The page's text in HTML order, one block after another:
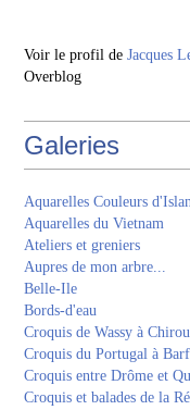
Voir le profil de Jacques
Overblog
Galeries
Aquarelles Couleurs
Aquarelles du Vietnam
Ateliers et greniers
Aupres de mon arbre...
Belle-Ile
Bords-d'eau
Croquis de Wassy à
Croquis du Portugal à
Croquis entre Drôme et
Croquis et balades de la